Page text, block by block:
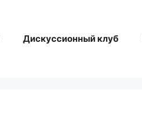
Дискуссионный клуб